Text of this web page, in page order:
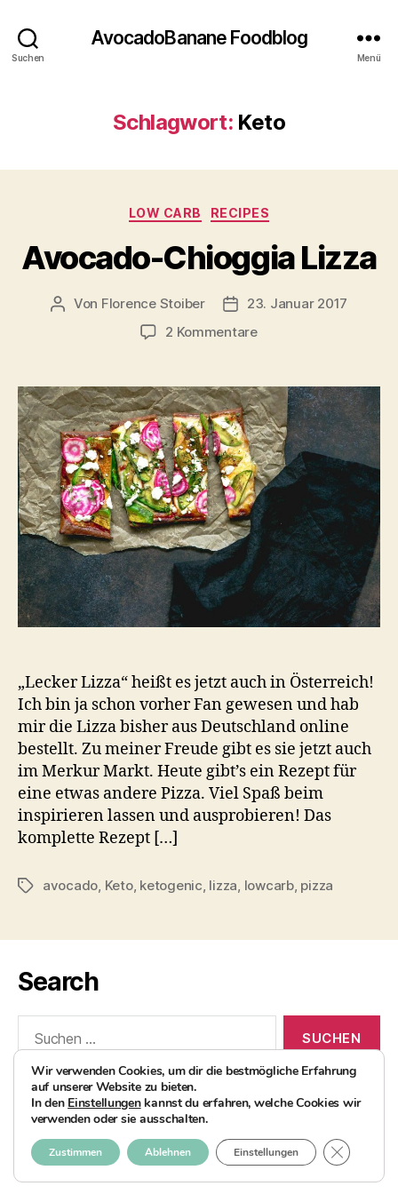
Suchen
AvocadoBanane Foodblog
Menü
Schlagwort: Keto
Kategorien
LOW CARB RECIPES
Avocado-Chioggia Lizza
Beitragsautor
Von Florence Stoiber Veröffentlichungsdatum
23. Januar 2017
2 Kommentarezu
Lizza
„Lecker Lizza“ heißt es jetzt auch in Österreich!
Ich bin ja schon vorher Fan gewesen und hab
mir die Lizza bisher aus Deutschland online
bestellt. Zu meiner Freude gibt es sie jetzt auch
im Merkur Markt. Heute gibt’s ein Rezept für
eine etwas andere Pizza. Viel Spaß beim
inspirieren lassen und ausprobieren! Das
komplette Rezept […]
Schlagwörter
avocado, Keto, ketogenic, lizza, lowcarb, pizza
Search
nach:
© 2026AvocadoBanane Foodblog
Impressum
Wir verwenden Cookies, um dir die bestmögliche Erfahrung
auf unserer Website zu bieten.
In den Einstellungenkannst du erfahren, welche Cookies wir
verwenden oder sie ausschalten.
Zustimmen Ablehnen Einstellungen GDPR